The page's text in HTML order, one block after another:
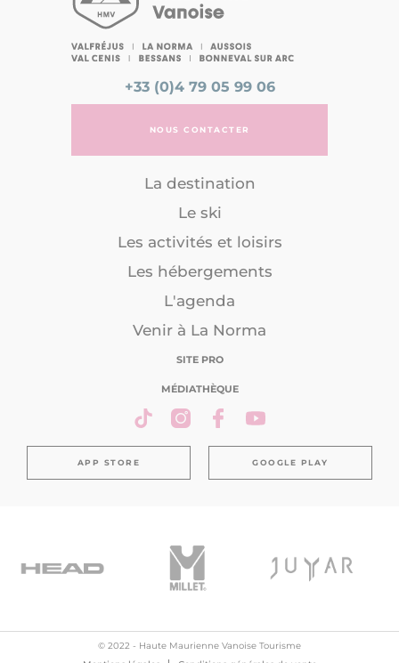
+33 (0)4 79 05 99 06
NOUS CONTACTER
La destination
Le ski
Les activités et loisirs
Les hébergements
L'agenda
Venir à La Norma
SITE PRO
MÉDIATHÈQUE
APP STORE GOOGLE PLAY
© 2022 - Haute Maurienne Vanoise Tourisme